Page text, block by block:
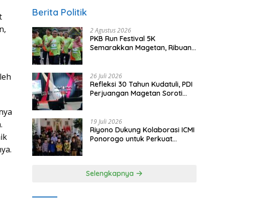
Berita Politik
2 Agustus 2026
PKB Run Festival 5K
Semarakkan Magetan, Ribuan
26 Juli 2026
Refleksi 30 Tahun Kudatuli, PDI
Perjuangan Magetan Soroti
19 Juli 2026
Riyono Dukung Kolaborasi ICMI
Ponorogo untuk Perkuat
Selengkapnya